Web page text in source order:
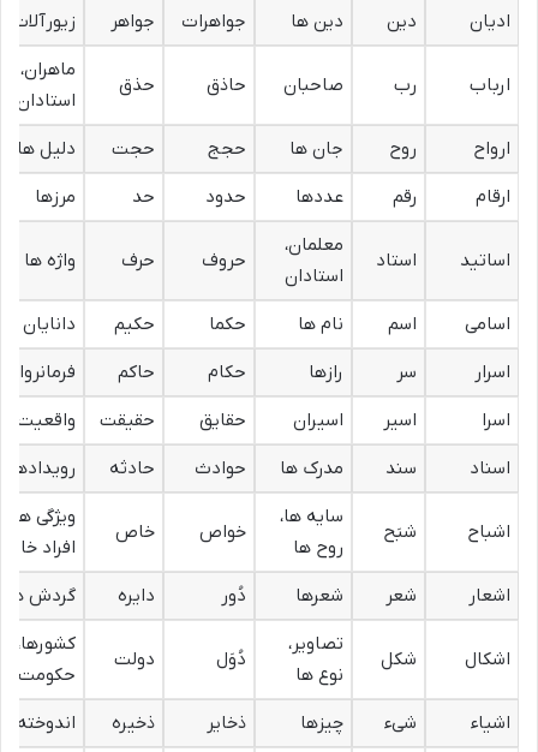
ادیان دین دین ها جواهرات جواهر زیورآلات
ارباب رب صاحبان حاذق حذق
ماهران،
استادان
ارواح
روح جان ها حجج حجت
دلیل ها
ارقام
رقم عددها حدود حد مرزها
اساتید استاد
معلمان،
استادان
حروف حرف واژه ها
اسامی اسم نام ها حکما حکیم
دانایان
اسرار
سر رازها حکام حاکم
اسرا
اسیر اسیران حقایق حقیقت
واقعیت
اسناد
سند مدرک ها حوادث حادثه رویدادها
اشباح شبَح
سایه ها،
روح ها
خواص خاص
ویژگی ها،
افراد
اشعار
شعر شعرها دُور دایره گردش ها
اشکال شکل
تصاویر،
نوع ها
دُوَل دولت
کشورها،
حکومت
اشیاء
شیء چیزها ذخایر ذخیره اندوخته